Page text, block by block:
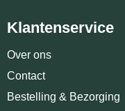
Klantenservice
Over ons
Contact
Bestelling & Bezorging